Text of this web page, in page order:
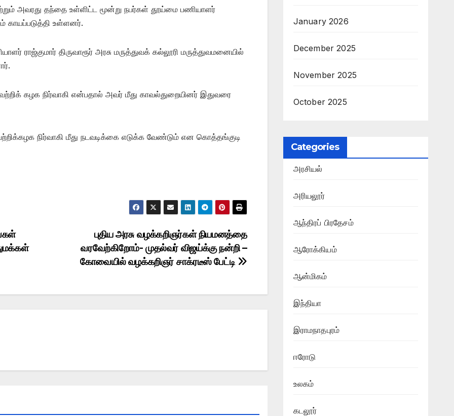
அவரது தந்தை உள்ளிட்ட மூன்று நபர்கள் தூய்மை பணியாளர்
காயப்படுத்தி உள்ளனர்.
திருவாரூர் அரசு மருத்துவக் கல்லூரி மருத்துவமனையில்
கழக நிர்வாகி என்பதால் அவர் மீது காவல்துறையினர் இதுவரை
நிர்வாகி மீது நடவடிக்கை எடுக்க வேண்டும் என கொத்தங்குடி
புதிய அரசு வழக்கறிஞர்கள் நியமனத்தை
வரவேற்கிறோம்- முதல்வர் விஜய்க்கு நன்றி –
கோவையில் வழக்கறிஞர் சாக்ரடீஸ் பேட்டி
January 2026
December 2025
November 2025
October 2025
Categories
அரசியல்
அரியலூர்
ஆந்திரப் பிரதேசம்
ஆரோக்கியம்
ஆன்மிகம்
இந்தியா
இராமநாதபுரம்
ஈரோடு
உலகம்
கடலூர்